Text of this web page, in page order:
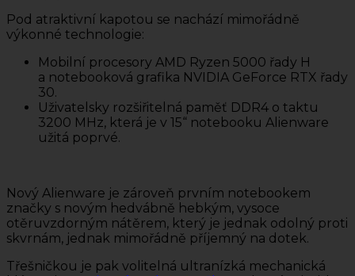
Pod atraktivní kapotou se nachází mimořádně
výkonné technologie:
Mobilní procesory AMD Ryzen 5000 řady H
a notebooková grafika NVIDIA GeForce RTX řady
30.
Uživatelsky rozšiřitelná paměť DDR4 o taktu
3200 MHz, která je v 15“ notebooku Alienware
užitá poprvé.
Nový Alienware je zároveň prvním notebookem
značky s novým hedvábně hebkým, vysoce
otěruvzdorným nátěrem, který je jednak odolný proti
skvrnám, jednak mimořádně příjemný na dotek.
Třešničkou je pak volitelná ultranízká mechanická